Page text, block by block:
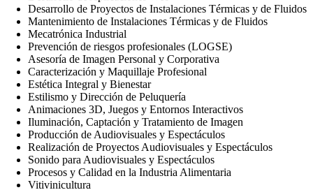
Desarrollo de Proyectos de Instalaciones Térmicas y de Fluidos
Mantenimiento de Instalaciones Térmicas y de Fluidos
Mecatrónica Industrial
Prevención de riesgos profesionales (LOGSE)
Asesoría de Imagen Personal y Corporativa
Caracterización y Maquillaje Profesional
Estética Integral y Bienestar
Estilismo y Dirección de Peluquería
Animaciones 3D, Juegos y Entornos Interactivos
Iluminación, Captación y Tratamiento de Imagen
Producción de Audiovisuales y Espectáculos
Realización de Proyectos Audiovisuales y Espectáculos
Sonido para Audiovisuales y Espectáculos
Procesos y Calidad en la Industria Alimentaria
Vitivinicultura